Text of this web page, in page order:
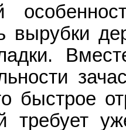
вырубки
быстрое
требует